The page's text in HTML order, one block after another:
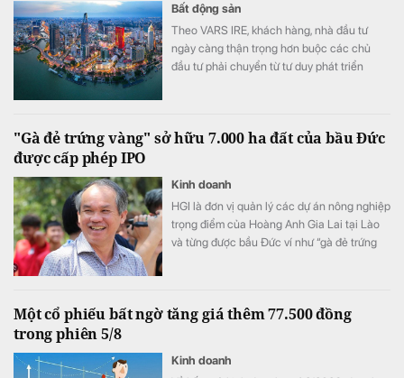
Bất động sản
Theo VARS IRE, khách hàng, nhà đầu tư
ngày càng thận trọng hơn buộc các chủ
đầu tư phải chuyển từ tư duy phát triển
"Gà đẻ trứng vàng" sở hữu 7.000 ha đất của bầu Đức
được cấp phép IPO
Kinh doanh
HGI là đơn vị quản lý các dự án nông nghiệp
trọng điểm của Hoàng Anh Gia Lai tại Lào
và từng được bầu Đức ví như “gà đẻ trứng
Một cổ phiếu bất ngờ tăng giá thêm 77.500 đồng
trong phiên 5/8
Kinh doanh